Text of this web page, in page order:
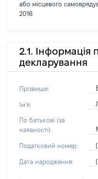
або місцевого
2016
2.1. Інформація
декларування
Прізвище:
Ім'я:
По батькові (за
наявності):
Податковий номер:
Дата народження: